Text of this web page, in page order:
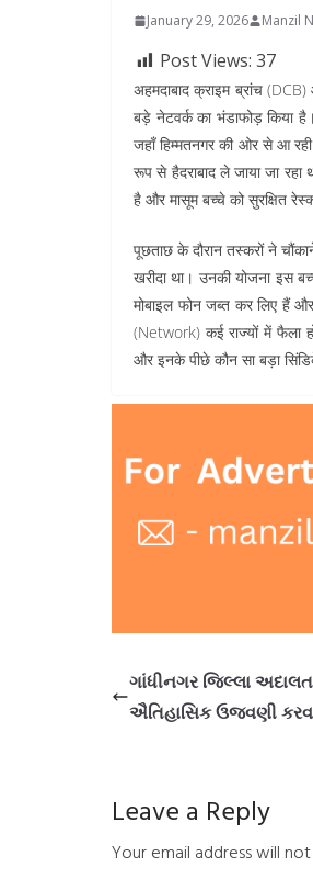
January 29, 2026 Manzil
Post Views: 37
अहमदाबाद क्राइम ब्रांच
बड़े नेटवर्क का भंडाफोड़ किया
जहाँ हिम्मतनगर की ओर से आ
रूप से हैदराबाद ले जाया जा रहा
है और मासूम बच्चे को सुरक्षित
पूछताछ के दौरान तस्करों ने
खरीदा था। उनकी योजना इस
मोबाइल फोन जब्त कर लिए हैं
(Network) कई राज्यों में फैला
और इनके पीछे कौन सा बड़ा
ગાંધીનગર જિલ્લા
ઐતિહાસિક ઉજવણી
Leave a Reply
Your email address will